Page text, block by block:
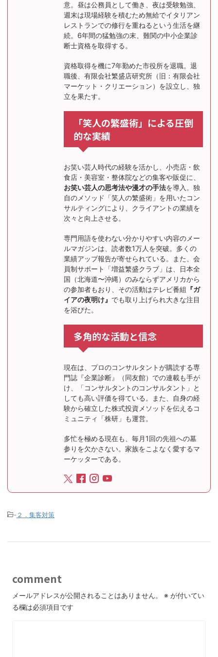
意。昼は公務員として働き、夜は受験勉強、
週末は現場経験を積むため無給でイタリアン
レストランでの修行を重ねるという生活を継
続。6年間の猛勉強の末、難関の中小企業診
断士資格を取得する。
資格取得を機に7年勤めた市役所を退職。退
職後、有限会社繁盛店研究所（旧：有限会社
マーケット・クリエーション）を設立し、独
立を果たす。
「笑人の繁盛術」による圧倒
的な実績
お笑い芸人時代の経験を活かし、小売店・飲
食店・美容室・整体院などの集客や販促に、
お笑い芸人の思考法や漫才の手法を導入。独
自のメソッド「笑人の繁盛術」を用いたコン
サルティングにより、クライアントの業績を
次々と向上させる。
専門用語を使わない分かりやすい内容のメー
ルマガジンは、読者数1万人を突破。多くの
業績アップ報告が寄せられている。また、会
員制サポート「増益繁盛クラブ」は、日本全
国（北海道〜沖縄）のみならずアメリカから
の参加者もおり、その活動はテレビ番組 『ガ
イアの夜明け』 でも取り上げられ大きな注目
を浴びた。
多角的な活動と信念
現在は、プロのコンサルタントが購読する専
門誌『企業診断』（同友館）での連載も手が
け、「コンサルタントのコンサルタント」と
しても高い評価を得ている。また、自身の経
験から確立した株式投資メソッドを伝えるコ
ミュニティ「株研」も運営。
多忙を極める現在も、毎月1回の先祖への墓
参りを欠かさない。家族をこよなく愛するマ
ーケッターである。
- ２．集客対策
comment
メールアドレスが公開されることはありません。 ※ が付いてい
る欄は必須項目です